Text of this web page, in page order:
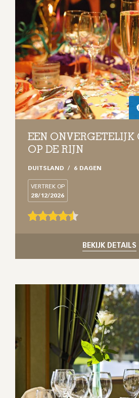
EEN ONVERGETELIJK
OP DE RIJN
DUITSLAND 6 DAGEN
VERTREK OP
28/12/2026
BEKIJK DETAILS